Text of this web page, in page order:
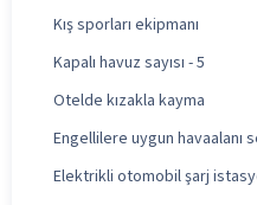
Kış sporları ekipmanı
Kapalı havuz sayısı - 5
Otelde kızakla kayma
Engellilere uygun havaalanı
Elektrikli otomobil şarj